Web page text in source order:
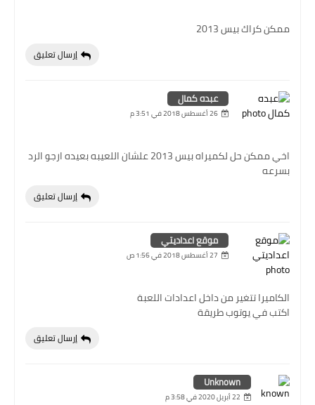
ممكن كراك بيس 2013
إرسال تعليق
عبده كمال
26 أغسطس 2018 في 3:51 م
اخي ممكن حل لكميراه بيس 2013 علشان اللعيبه بعيده ارجو الرد
بسرعه
إرسال تعليق
موقع اعداديتي
27 أغسطس 2018 في 1:56 ص
الكاميرا تتغير من داخل اعدادات اللعبة
اكتب في يوتوب طريقة
إرسال تعليق
Unknown
22 أبريل 2020 في 3:58 م